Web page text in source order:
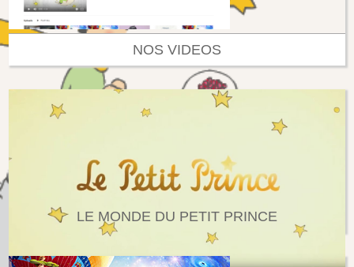
NOS VIDEOS
LE MONDE DU PETIT PRINCE